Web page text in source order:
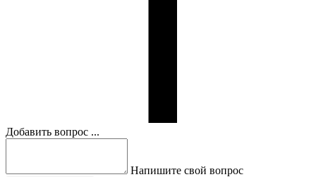
Добавить вопрос ...
Напишите свой вопрос